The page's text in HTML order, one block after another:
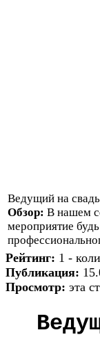
Ведущий на
Обзор: В нашем
мероприятие
Рейтинг: 1 -
Публикация:
Просмотр: эта